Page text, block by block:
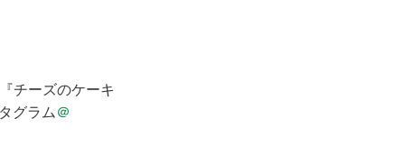
チーズのケーキ
グラム ＠